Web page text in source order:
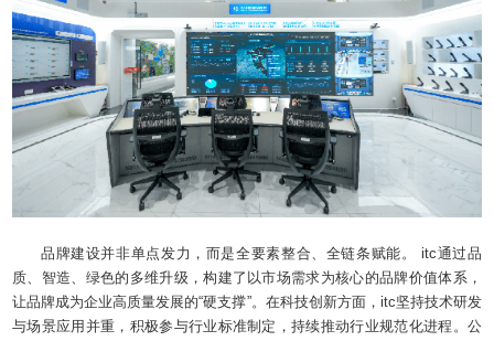
品牌建设并非单点发力，而是全要素整合、全链条赋能。 itc通过品
质、智造、绿色的多维升级，构建了以市场需求为核心的品牌价值体系，
让品牌成为企业高质量发展的“硬支撑”。在科技创新方面，itc坚持技术研发
与场景应用并重，积极参与行业标准制定，持续推动行业规范化进程。公